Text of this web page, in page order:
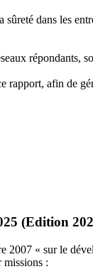
sûreté dans les
répondants,
rapport, afin de
(Edition
2007 « sur le
: